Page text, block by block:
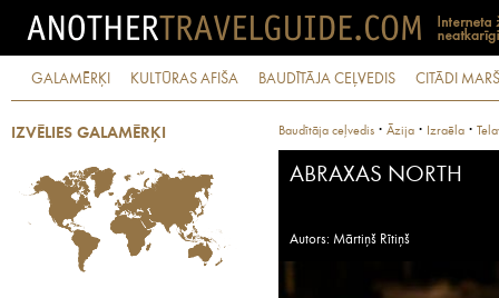
GALAMĒRĶI KULTŪRAS AFIŠA BAUDĪTĀJA CEĻVEDIS CITĀDI
IZVĒLIES GALAMĒRĶI Baudītāja ceļvedis · Āzija · Izraēla ·
ABRAXAS NORTH
Autors: Mārtiņš Rītiņš